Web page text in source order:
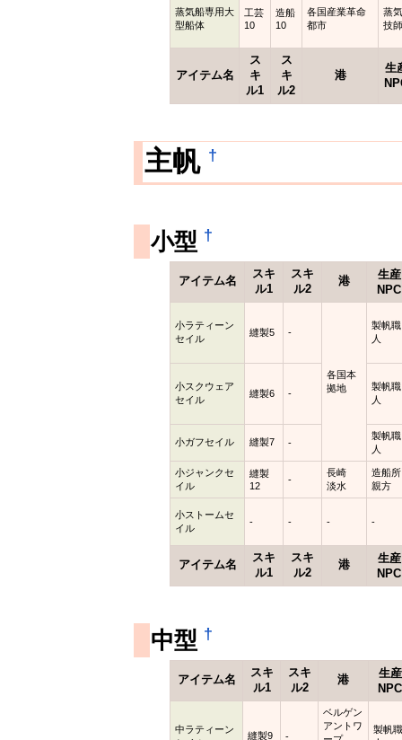
アイテム名
ス
キ
ル1
ス
キ
ル2
港
生
蒸気船専用大
型船体
工芸
10
造船
10
各国産業革命
都市
蒸
技
主帆 †
小型 †
アイテム名
スキ
ル1
スキ
ル2
港
生産
NPC
アイテム名
スキ
ル1
スキ
ル2
港
生産
NPC
小ラティーン
セイル
縫製5 -
各国本
拠地
製帆職
人
小スクウェア
セイル
縫製6 -
製帆職
人
小ガフセイル 縫製7 -
製帆職
人
小ジャンクセ
イル
縫製
12
-
長崎
淡水
造船所
親方
小ストームセ
イル
- - - -
中型 †
アイテム名
スキ
ル1
スキ
ル2
港
生産
NPC
中ラティーン
縫製9 -
ベルゲン
アントワ
製帆